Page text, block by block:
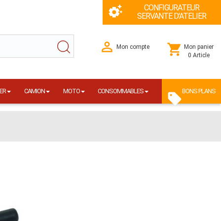
CONFIGURATEUR
SERVANTE D'ATELIER
Mon compte
Mon panier
0 Article
CAMION MOTO CONSOMMABLES BONS PLANS